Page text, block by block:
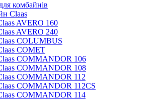
комбайнів
Claas
AVERO 160
AVERO 240
COLUMBUS
COMET
COMMANDOR 106
COMMANDOR 108
COMMANDOR 112
COMMANDOR 112CS
COMMANDOR 114